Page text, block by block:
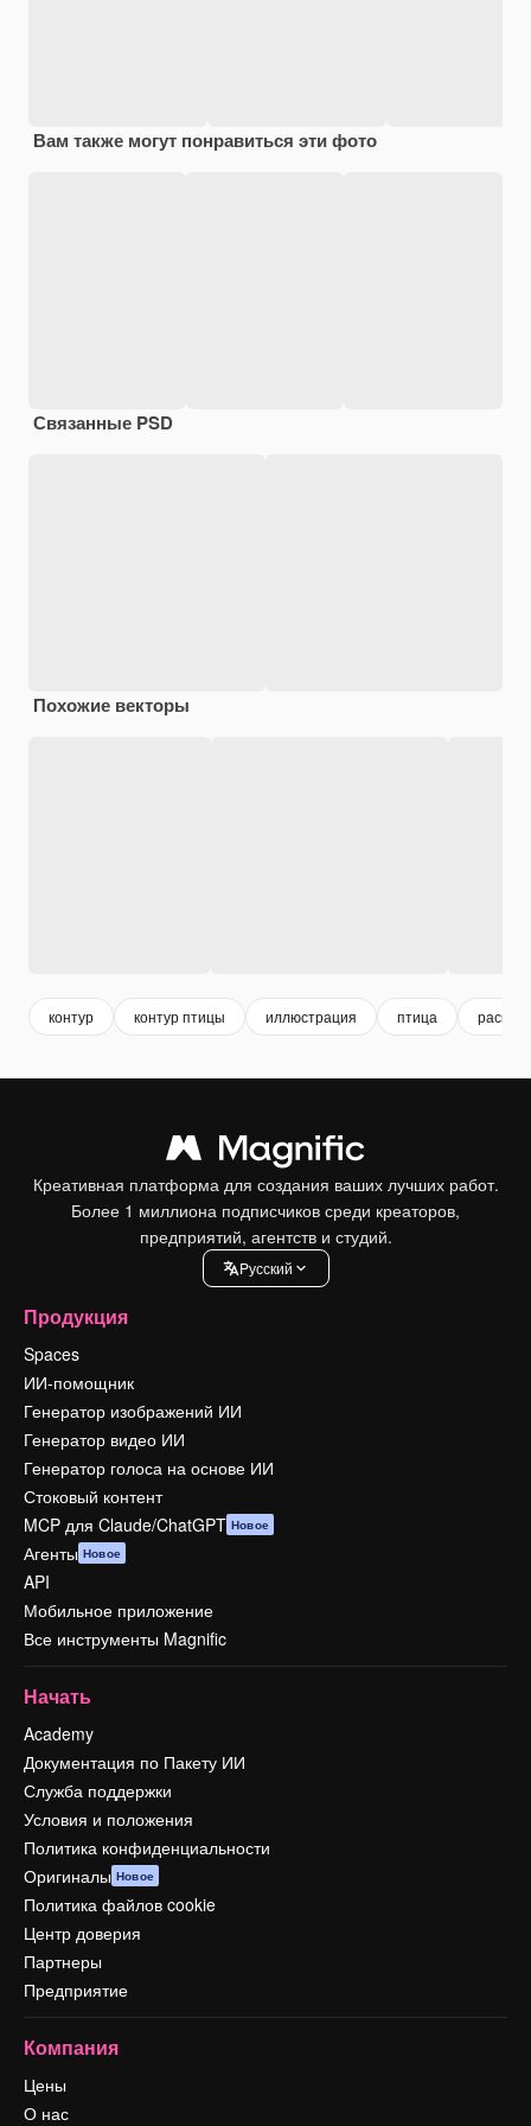
Вам также могут понравиться эти фото
Связанные PSD
Похожие векторы
контур контур птицы иллюстрация птица
Креативная платформа для создания ваших лучших работ.
Более 1 миллиона подписчиков среди креаторов,
предприятий, агентств и студий.
Pусский
Продукция
Spaces
ИИ-помощник
Генератор изображений ИИ
Генератор видео ИИ
Генератор голоса на основе ИИ
Стоковый контент
MCP для Claude/ChatGPT Новое
Агенты Новое
API
Мобильное приложение
Все инструменты Magnific
Начать
Academy
Документация по Пакету ИИ
Служба поддержки
Условия и положения
Политика конфиденциальности
Оригиналы Новое
Политика файлов cookie
Центр доверия
Партнеры
Предприятие
Компания
Цены
О нас